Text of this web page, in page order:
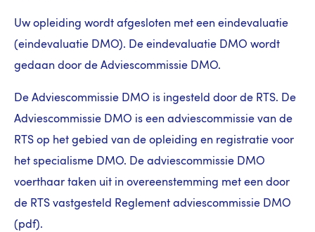
Uw opleiding wordt afgesloten met een eindevaluatie
(eindevaluatie DMO). De eindevaluatie DMO wordt
gedaan door de Adviescommissie DMO.
De Adviescommissie DMO is ingesteld door de RTS. De
Adviescommissie DMO is een adviescommissie van de
RTS op het gebied van de opleiding en registratie voor
het specialisme DMO. De adviescommissie DMO
voerthaar taken uit in overeenstemming met een door
de RTS vastgesteld Reglement adviescommissie DMO
(pdf).